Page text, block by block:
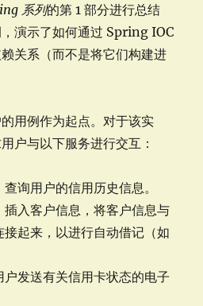
系列的第 1 部分进行总结
演示了如何通过 Spring IOC
关系（而不是将它们构建进
用例作为起点。对于该实
户与以下服务进行交互：
询用户的信用历史信息。
入客户信息，将客户信息与
起来，以进行自动借记（如
发送有关信用卡状态的电子